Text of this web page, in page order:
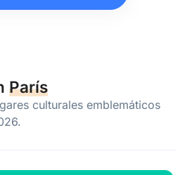
París
culturales emblemáticos